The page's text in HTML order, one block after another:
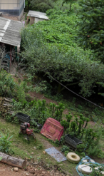
robo de
a los 530
del segundo
del 20 %
2025.
toma
una
dejando un